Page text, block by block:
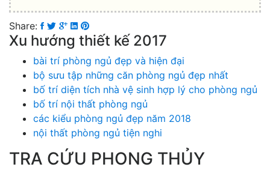
Share:
Xu hướng thiết kế 2017
bài trí phòng ngủ đẹp và hiện đại
bộ sưu tập những căn phòng ngủ đẹp nhất
bố trí diện tích nhà vệ sinh hợp lý cho phòng ngủ
bố trí nội thất phòng ngủ
các kiểu phòng ngủ đẹp năm 2018
nội thất phòng ngủ tiện nghi
TRA CỨU PHONG THỦY